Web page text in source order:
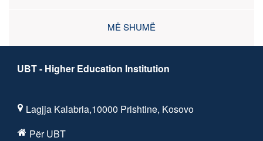
MË SHUMË
UBT - Higher Education Institution
Lagjja Kalabria,10000 Prishtine, Kosovo
Për UBT